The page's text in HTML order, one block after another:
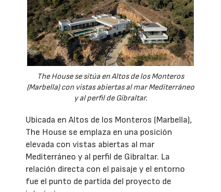
The House se sitúa en Altos de los Monteros
(Marbella) con vistas abiertas al mar Mediterráneo
y al perfil de Gibraltar.
Ubicada en Altos de los Monteros (Marbella),
The House se emplaza en una posición
elevada con vistas abiertas al mar
Mediterráneo y al perfil de Gibraltar. La
relación directa con el paisaje y el entorno
fue el punto de partida del proyecto de